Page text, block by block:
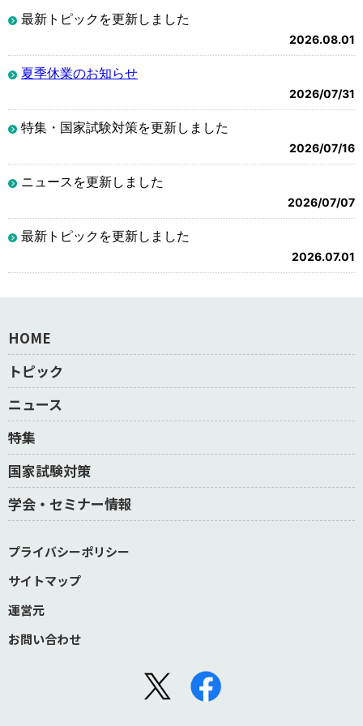
最新トピックを更新しました
2026.08.01
夏季休業のお知らせ
2026/07/31
特集・国家試験対策を更新しました
2026/07/16
ニュースを更新しました
2026/07/07
最新トピックを更新しました
2026.07.01
HOME
トピック
ニュース
特集
国家試験対策
学会・セミナー情報
プライバシーポリシー
サイトマップ
運営元
お問い合わせ